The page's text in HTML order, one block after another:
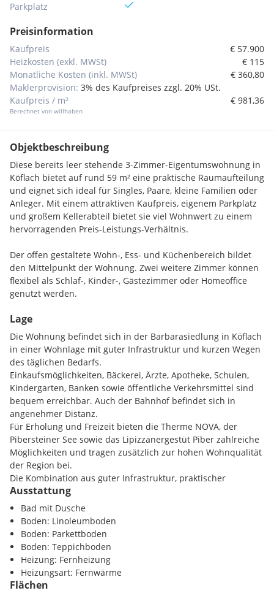
Parkplatz
Preisinformation
Kaufpreis
€ 57.900
Heizkosten (exkl. MWSt)
€ 115
Monatliche Kosten (inkl. MWSt)
€ 360,80
Maklerprovision: 3% des Kaufpreises zzgl. 20% USt.
Kaufpreis / m²
Berechnet von willhaben
€ 981,36
Objektbeschreibung
Diese bereits leer stehende 3-Zimmer-Eigentumswohnung in
Köflach bietet auf rund 59 m² eine praktische Raumaufteilung
und eignet sich ideal für Singles, Paare, kleine Familien oder
Anleger. Mit einem attraktiven Kaufpreis, eigenem Parkplatz
und großem Kellerabteil bietet sie viel Wohnwert zu einem
hervorragenden Preis-Leistungs-Verhältnis.
Der offen gestaltete Wohn-, Ess- und Küchenbereich bildet
den Mittelpunkt der Wohnung. Zwei weitere Zimmer können
flexibel als Schlaf-, Kinder-, Gästezimmer oder Homeoffice
genutzt werden.
Das Badezimmer verfügt über eine Dusche, WC und ein
Fenster. Beheizt wird die Wohnung komfortabel mittels
Fernwärme.
Ein eigener Pkw-Stellplatz sowie ein rund 12 m² großes
Kellerabteil sorgen für zusätzlichen Komfort und ausreichend
Stauraum.
Ein wesentlicher Pluspunkt ist der Zustand des Wohnhauses:
Dach, Fassade und Fenster wurden bereits saniert. Dadurch
wurden bereits wichtige Investitionen am Gebäude
vorgenommen.
Da die Wohnung bereits leer steht, ist eine kurzfristige
Übernahme bzw. ein sofortiger Bezug möglich.
Ihre Vorteile auf einen Blick:
* ca. 59 m² Wohnfläche
* sofort beziehbar
* 3 Zimmer
* 2 Schlafzimmer
Lage
Die Wohnung befindet sich in der Barbarasiedlung in Köflach
in einer Wohnlage mit guter Infrastruktur und kurzen Wegen
des täglichen Bedarfs.
Einkaufsmöglichkeiten, Bäckerei, Ärzte, Apotheke, Schulen,
Kindergarten, Banken sowie öffentliche Verkehrsmittel sind
bequem erreichbar. Auch der Bahnhof befindet sich in
angenehmer Distanz.
Für Erholung und Freizeit bieten die Therme NOVA, der
Pibersteiner See sowie das Lipizzanergestüt Piber zahlreiche
Möglichkeiten und tragen zusätzlich zur hohen Wohnqualität
der Region bei.
Die Kombination aus guter Infrastruktur, praktischer
Verkehrsanbindung und einem attraktiven Kaufpreis macht
diese Wohnung sowohl für Eigennutzer als auch für Anleger
besonders interessant.
Infrastruktur / Entfernungen
Gesundheit
Arzt <500m
Ausstattung
Bad mit Dusche
Boden: Linoleumboden
Boden: Parkettboden
Boden: Teppichboden
Heizung: Fernheizung
Heizungsart: Fernwärme
Flächen